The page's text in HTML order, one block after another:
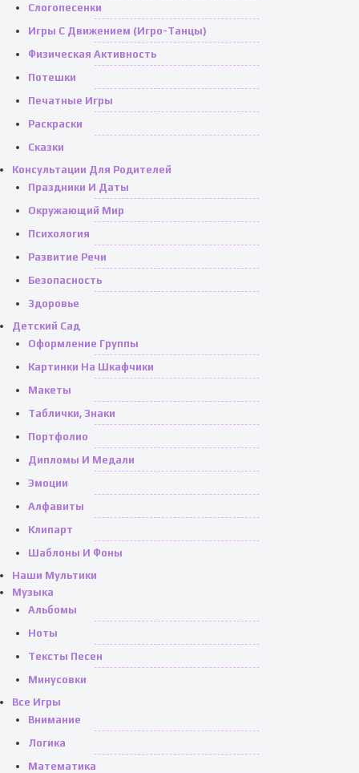
Слогопесенки
Игры С Движением (игро-Танцы)
Физическая Активность
Потешки
Печатные Игры
Раскраски
Сказки
Консультации Для Родителей
Праздники И Даты
Окружающий Мир
Психология
Развитие Речи
Безопасность
Здоровье
Детский Сад
Оформление Группы
Картинки На Шкафчики
Макеты
Таблички, Знаки
Портфолио
Дипломы И Медали
Эмоции
Алфавиты
Клипарт
Шаблоны И Фоны
Наши Мультики
Музыка
Альбомы
Ноты
Тексты Песен
Минусовки
Все Игры
Внимание
Логика
Математика